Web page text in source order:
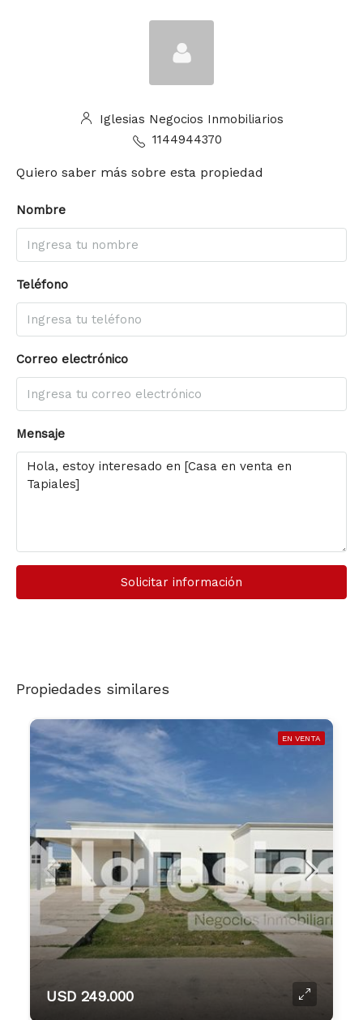
Iglesias Negocios Inmobiliarios
1144944370
Quiero saber más sobre esta propiedad
Nombre
Teléfono
Correo electrónico
Mensaje
Solicitar información
Propiedades similares
EN VENTA
USD 249.000